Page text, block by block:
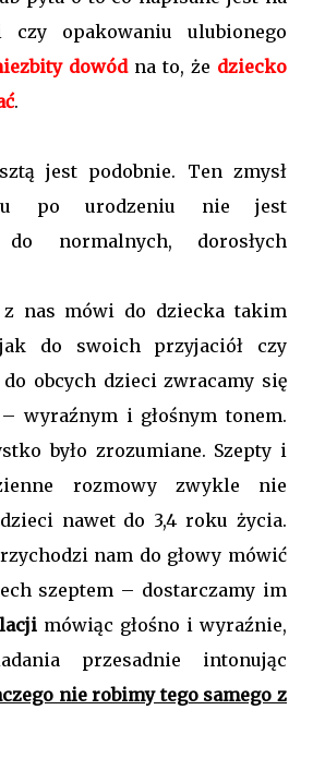
czy opakowaniu ulubionego
dowódna to, że dziecko
.
jest podobnie. Ten zmysł
po urodzeniu nie jest
do normalnych, dorosłych
nas mówi do dziecka takim
do swoich przyjaciół czy
do obcych dzieci zwracamy się
wyraźnym i głośnym tonem.
było zrozumiane. Szepty i
rozmowy zwykle nie
nawet do 3,4 roku życia.
nam do głowy mówić
szeptem – dostarczamy im
mówiąc głośno i wyraźnie,
przesadnie intonując
nie robimy tego samego z